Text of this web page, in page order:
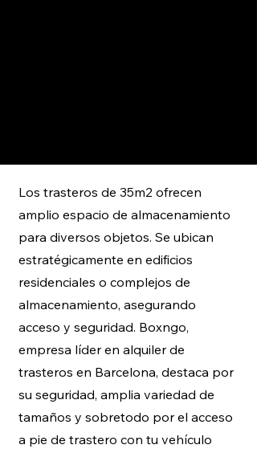
Los trasteros de 35m2 ofrecen
amplio espacio de almacenamiento
para diversos objetos. Se ubican
estratégicamente en edificios
residenciales o complejos de
almacenamiento, asegurando
acceso y seguridad. Boxngo,
empresa líder en alquiler de
trasteros en Barcelona, destaca por
su seguridad, amplia variedad de
tamaños y sobretodo por el acceso
a pie de trastero con tu vehículo